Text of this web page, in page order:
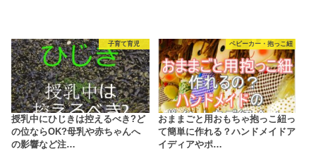
子育て育児
授乳中にひじきは控えるべき?ど
の位ならOK?母乳や赤ちゃんへ
の影響など注…
ベビーカー・抱っこ紐
おままごと用おもちゃ抱っこ紐っ
て簡単に作れる？ハンドメイドア
イディアやポ…